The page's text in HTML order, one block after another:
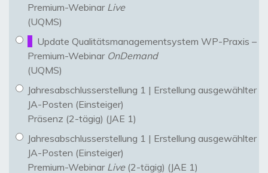
Premium-Webinar Live
(UQMS)
Update Qualitätsmanagementsystem WP-Praxis –
Premium-Webinar OnDemand
(UQMS)
Jahresabschlusserstellung 1 | Erstellung ausgewählter
JA-Posten (Einsteiger)
Präsenz (2-tägig) (JAE 1)
Jahresabschlusserstellung 1 | Erstellung ausgewählter
JA-Posten (Einsteiger)
Premium-Webinar Live (2-tägig) (JAE 1)